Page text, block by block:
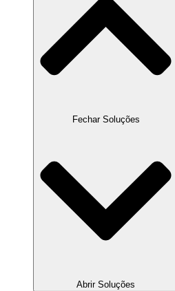
Fechar Soluções
Abrir Soluções